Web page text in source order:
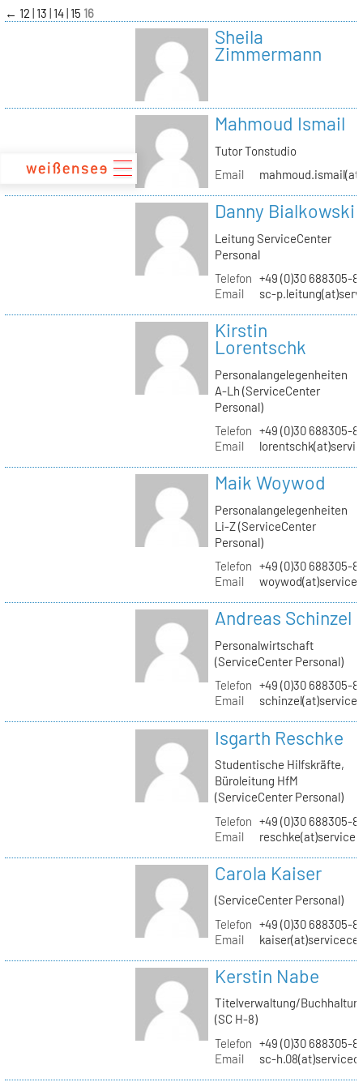
zum
Inhalt
← 12 13 14 15 16
Sheila
Zimmermann
Mahmoud Ismail
Tutor Tonstudio
Email
Danny Bialkowski
Leitung ServiceCenter
Personal
Telefon +49 (0)30 688305-
Email
sc-
Kirstin
Lorentschk
Personalangelegenheiten
A-Lh (ServiceCenter
Personal)
Telefon +49 (0)30 688305-
Email
Maik Woywod
Personalangelegenheiten
Li-Z (ServiceCenter
Personal)
Telefon +49 (0)30 688305-
Email
Andreas Schinzel
Personalwirtschaft
(ServiceCenter Personal)
Telefon +49 (0)30 688305-
Email
Isgarth Reschke
Studentische Hilfskräfte,
Büroleitung HfM
(ServiceCenter Personal)
Telefon +49 (0)30 688305-
Email
Carola Kaiser
(ServiceCenter Personal)
Telefon +49 (0)30 688305-
Email
Kerstin Nabe
Titelverwaltung/
(SC H-8)
Telefon +49 (0)30 688305-
Email
sc-